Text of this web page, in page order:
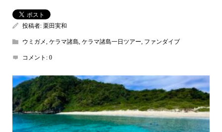
投稿者: 栗田実和
ウミガメ, ケラマ諸島, ケラマ諸島一日ツアー, ファンダイブ
コメント: 0